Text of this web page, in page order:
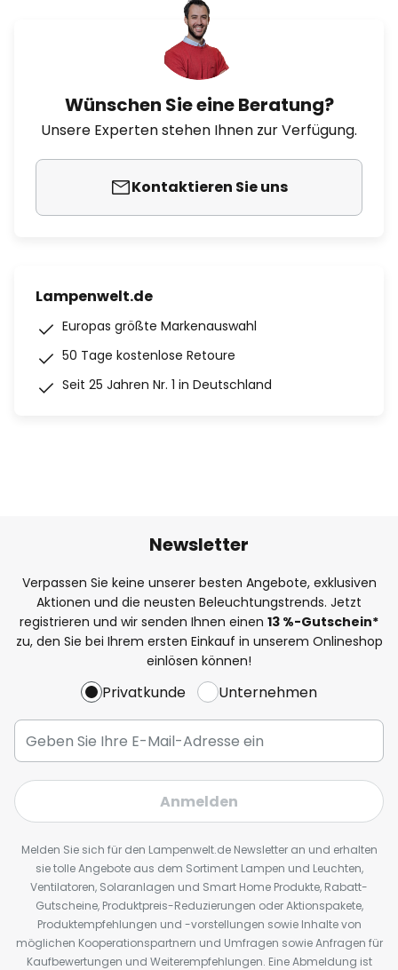
Wünschen Sie eine Beratung?
Unsere Experten stehen Ihnen zur Verfügung.
Kontaktieren Sie uns
Lampenwelt.de
Europas größte Markenauswahl
50 Tage kostenlose Retoure
Seit 25 Jahren Nr. 1 in Deutschland
Newsletter
Verpassen Sie keine unserer besten Angebote, exklusiven
Aktionen und die neusten Beleuchtungstrends. Jetzt
registrieren und wir senden Ihnen einen 13 %-Gutschein*
zu, den Sie bei Ihrem ersten Einkauf in unserem Onlineshop
einlösen können!
Privatkunde Unternehmen
Anmelden
Melden Sie sich für den Lampenwelt.de Newsletter an und erhalten
sie tolle Angebote aus dem Sortiment Lampen und Leuchten,
Ventilatoren, Solaranlagen und Smart Home Produkte, Rabatt-
Gutscheine, Produktpreis-Reduzierungen oder Aktionspakete,
Produktempfehlungen und -vorstellungen sowie Inhalte von
möglichen Kooperationspartnern und Umfragen sowie Anfragen für
Kaufbewertungen und Weiterempfehlungen. Eine Abmeldung ist